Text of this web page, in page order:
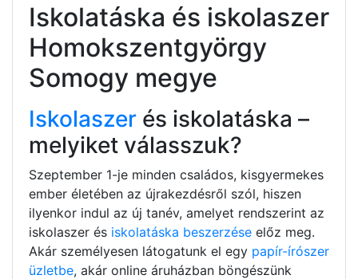
Iskolatáska és iskolaszer
Homokszentgyörgy
Somogy megye
Iskolaszer és iskolatáska –
melyiket válasszuk?
Szeptember 1-je minden családos, kisgyermekes
ember életében az újrakezdésről szól, hiszen
ilyenkor indul az új tanév, amelyet rendszerint az
iskolaszer és iskolatáska beszerzése előz meg.
Akár személyesen látogatunk el egy papír-írószer
üzletbe, akár online áruházban böngészünk